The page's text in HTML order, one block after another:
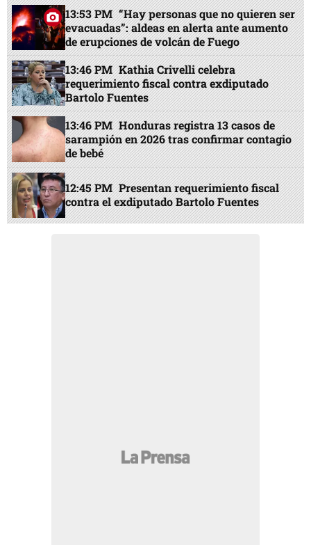
13:53 PM “Hay personas que no quieren ser
evacuadas”: aldeas en alerta ante aumento
de erupciones de volcán de Fuego
13:46 PM Kathia Crivelli celebra
requerimiento fiscal contra exdiputado
Bartolo Fuentes
13:46 PM Honduras registra 13 casos de
sarampión en 2026 tras confirmar contagio
de bebé
12:45 PM Presentan requerimiento fiscal
contra el exdiputado Bartolo Fuentes